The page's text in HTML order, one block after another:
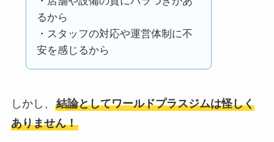
るから
・スタッフの対応や運営体制に不
安を感じるから
しかし、 結論としてワールドプラスジムは怪しく
ありません！